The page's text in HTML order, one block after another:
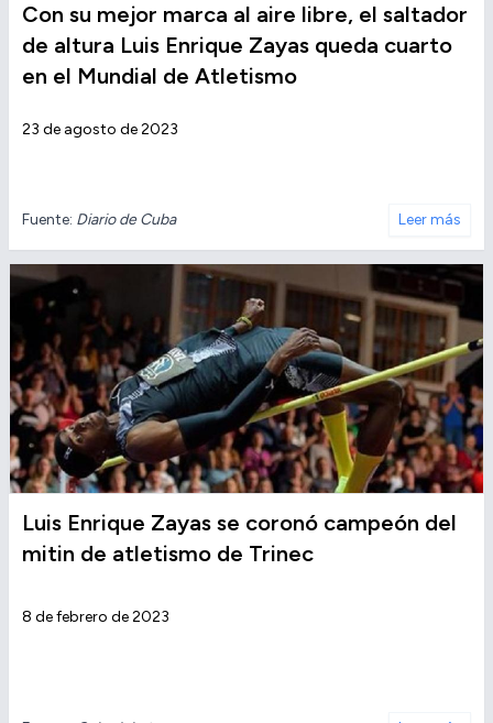
Con su mejor marca al aire libre, el saltador
de altura Luis Enrique Zayas queda cuarto
en el Mundial de Atletismo
23 de agosto de 2023
Fuente: Diario de Cuba Leer más
Luis Enrique Zayas se coronó campeón del
mitin de atletismo de Trinec
8 de febrero de 2023